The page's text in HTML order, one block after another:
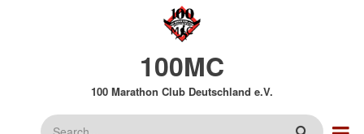
100MC
100 Marathon Club Deutschland e.V.
Suche